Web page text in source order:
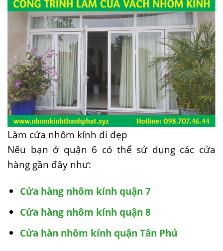
Làm cửa nhôm kính đi đẹp
Nếu bạn ở quận 6 có thể sử dụng các cửa
hàng gần đây như:
Cửa hàng nhôm kính quận 7
Cửa hàng nhôm kính quận 8
Cửa hàn nhôm kính quận Tân Phú